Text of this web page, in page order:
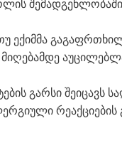
ექიმმა
გარსი შეიცავს
რეაქციების